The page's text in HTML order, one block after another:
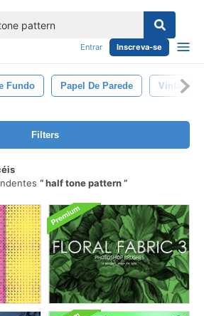
Entrar Inscreva-se
Fundo Papel De Parede Vintage
Filters
half tone pattern